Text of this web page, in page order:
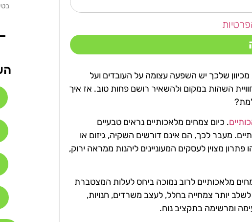
שלכך יש השפעה עצומה על העובדים ועל
השהות במקום ולהשאיר רושם פחות טוב. אז איך
. כיום צמחים מלאכותיים נראים טבעיים
מעבר לכך, הם אינם דורשים השקיה, גיזום או
מצוין לעסקים המעוניינים ליהנות ממראה ירוק,
מלאכותיים לרוב נמוכה ביחס לעלות המצטברת
יותר צמחייה בחלל, לעצב משרדים, חנויות,
ומרשימה בתקציב נוח.